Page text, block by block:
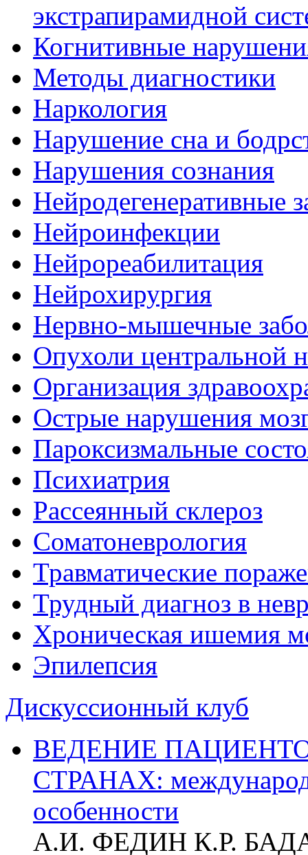
экстрапирамидной
Когнитивные
Методы диагностики
Наркология
Нарушение сна и
Нарушения сознания
Нейродегенеративные
Нейроинфекции
Нейрореабилитация
Нейрохирургия
Нервно-мышечные
Опухоли центральной
Организация
Острые нарушения
Пароксизмальные
Психиатрия
Рассеянный склероз
Соматоневрология
Травматические
Трудный диагноз в
Хроническая ишемия
Эпилепсия
Дискуссионный клуб
ВЕДЕНИЕ
СТРАНАХ:
особенности
А.И. ФЕДИН К.Р.